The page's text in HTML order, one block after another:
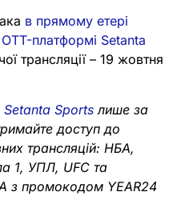
в прямому етері
платформі Setanta
трансляції – 19 жовтня
Setanta Sports лише за
доступ до
трансляцій: НБА,
1, УПЛ, UFC та
А з промокодом YEAR24